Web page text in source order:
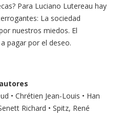
Para Luciano Lutereau hay
La sociedad
nuestros miedos. El
pagar por el deseo.
• Chrétien Jean-Louis • Han
Richard • Spitz, René